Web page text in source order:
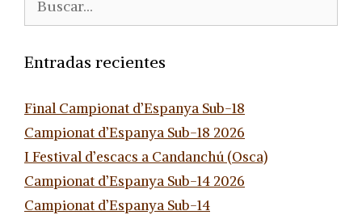
Entradas recientes
Final Campionat d’Espanya Sub-18
Campionat d’Espanya Sub-18 2026
I Festival d’escacs a Candanchú (Osca)
Campionat d’Espanya Sub-14 2026
Campionat d’Espanya Sub-14